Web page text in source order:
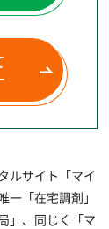
ルサイト「マイ
「在宅調剤」
」、同じく「マ